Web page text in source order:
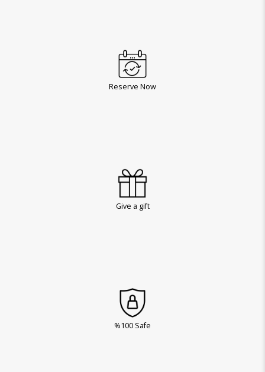
Reserve Now
Give a gift
%100 Safe